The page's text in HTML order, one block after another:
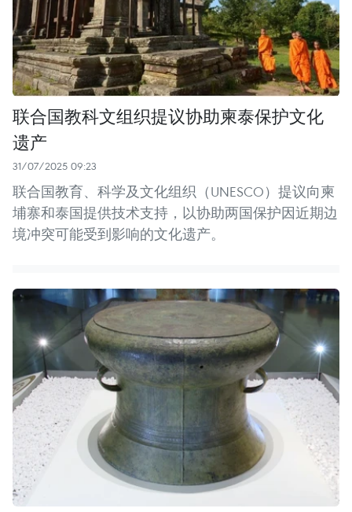
联合国教科文组织提议协助柬泰保护文化
遗产
31/07/2025 09:23
联合国教育、科学及文化组织（UNESCO）提议向柬
埔寨和泰国提供技术支持，以协助两国保护因近期边
境冲突可能受到影响的文化遗产。